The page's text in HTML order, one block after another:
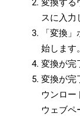
変換する
スに入力
「変換
始します。
変換が完
変換が完
ウンロー
ウェブペ